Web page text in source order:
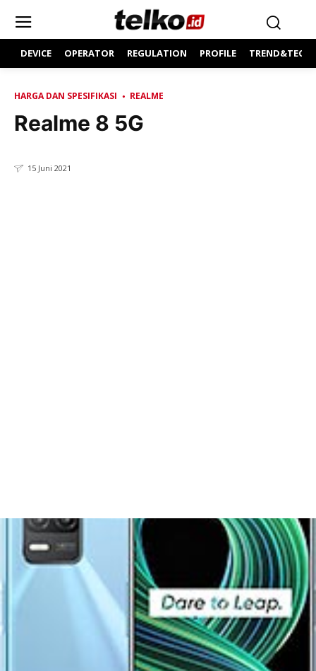
DEVICE OPERATOR REGULATION PROFILE
HARGA DAN SPESIFIKASI REALME
Realme 8 5G
15 Juni 2021